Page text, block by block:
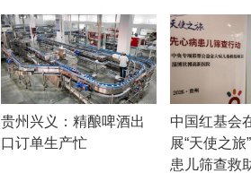
贵州兴义：精酿啤酒出
口订单生产忙
中国红基会
展“天使之
患儿筛查救